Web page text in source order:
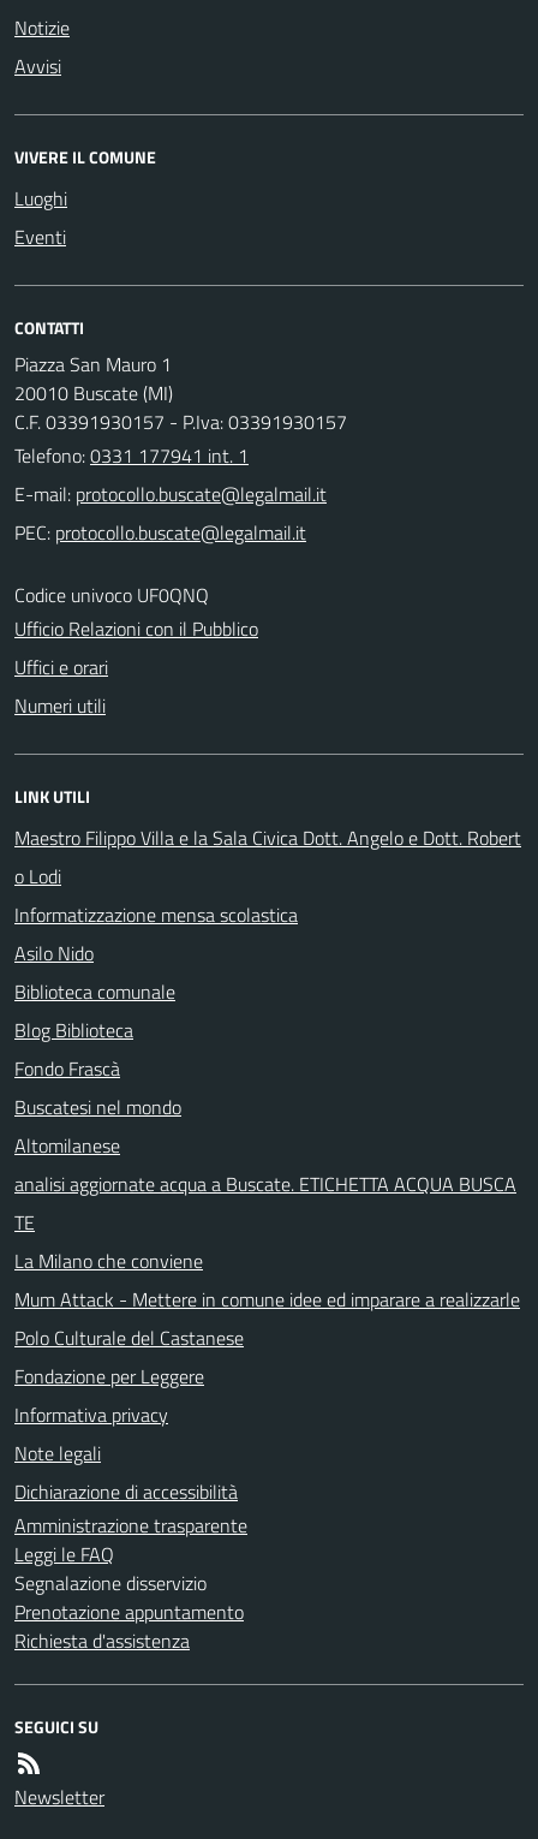
Notizie
Avvisi
VIVERE IL COMUNE
Luoghi
Eventi
CONTATTI
Piazza San Mauro 1
20010 Buscate (MI)
C.F. 03391930157 - P.Iva: 03391930157
Telefono:0331 177941 int. 1
E-mail:
PEC:
Codice univoco UF0QNQ
Ufficio Relazioni con il Pubblico
Uffici e orari
Numeri utili
LINK UTILI
Maestro Filippo Villa e la Sala Civica Dott. Angelo e Dott. Robert
o Lodi
Informatizzazione mensa scolastica
Asilo Nido
Biblioteca comunale
Blog Biblioteca
Fondo Frascà
Buscatesi nel mondo
Altomilanese
analisi aggiornate acqua a Buscate. ETICHETTA ACQUA BUSCA
TE
La Milano che conviene
Mum Attack - Mettere in comune idee ed imparare a realizzarle
Polo Culturale del Castanese
Fondazione per Leggere
Informativa privacy
Note legali
Dichiarazione di accessibilità
Amministrazione trasparente
Leggi le FAQ
Segnalazione disservizio
Prenotazione appuntamento
Richiesta d'assistenza
SEGUICI SU
Newsletter